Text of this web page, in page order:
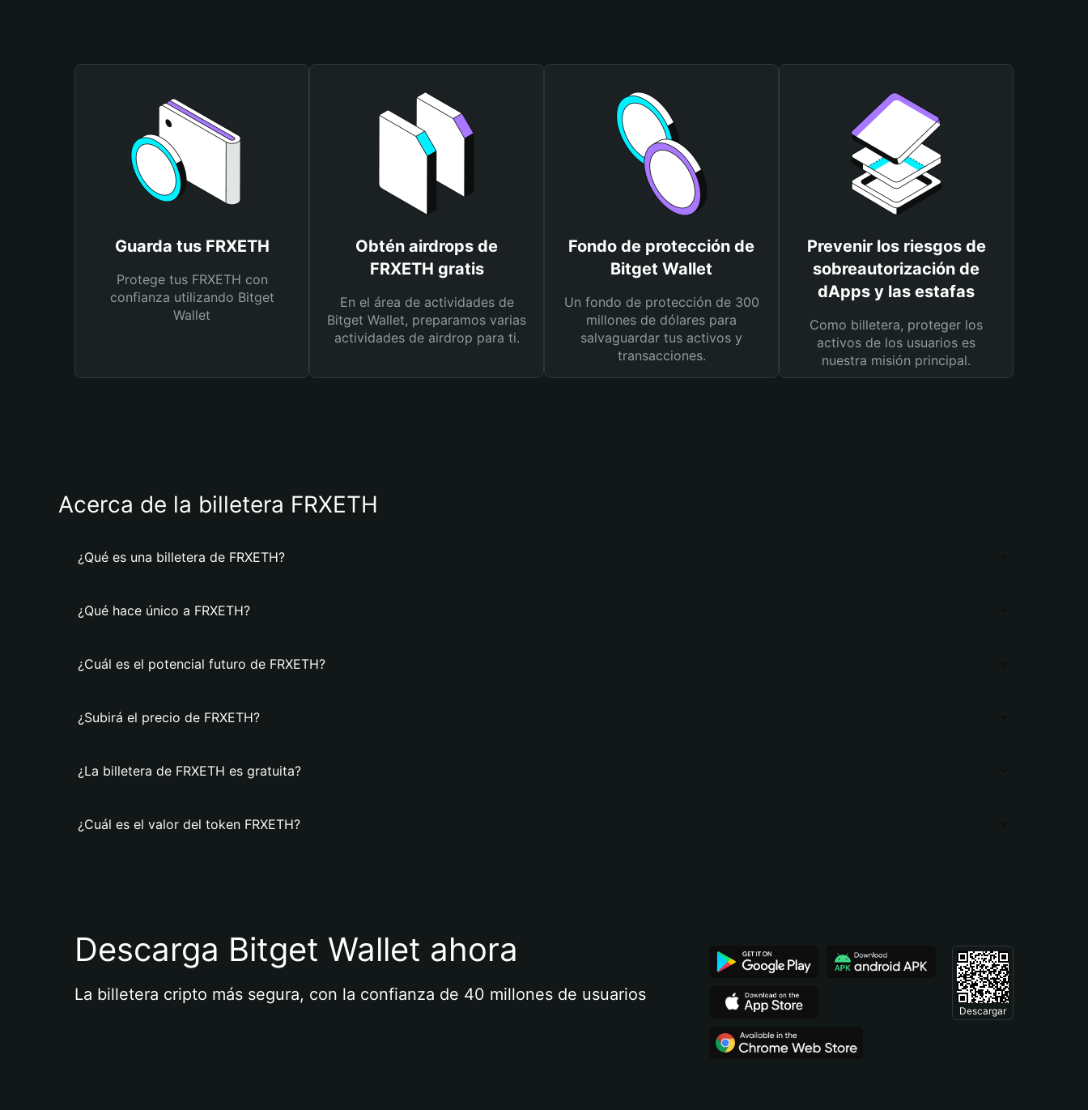
Guarda tus FRXETH
Protege tus FRXETH con
confianza utilizando Bitget
Wallet
Obtén airdrops de
FRXETH gratis
En el área de actividades de
Bitget Wallet, preparamos varias
actividades de airdrop para ti.
Fondo de protección de
Bitget Wallet
Un fondo de protección de 300
millones de dólares para
salvaguardar tus activos y
transacciones.
Prevenir los riesgos de
sobreautorización de
dApps y las estafas
Como billetera, proteger los
activos de los usuarios es
nuestra misión principal.
Acerca de la billetera FRXETH
¿Qué es una billetera de FRXETH?
¿Qué hace único a FRXETH?
¿Cuál es el potencial futuro de FRXETH?
¿Subirá el precio de FRXETH?
¿La billetera de FRXETH es gratuita?
¿Cuál es el valor del token FRXETH?
Descarga Bitget Wallet ahora
La billetera cripto más segura, con la confianza de 40 millones de usuarios
Descargar